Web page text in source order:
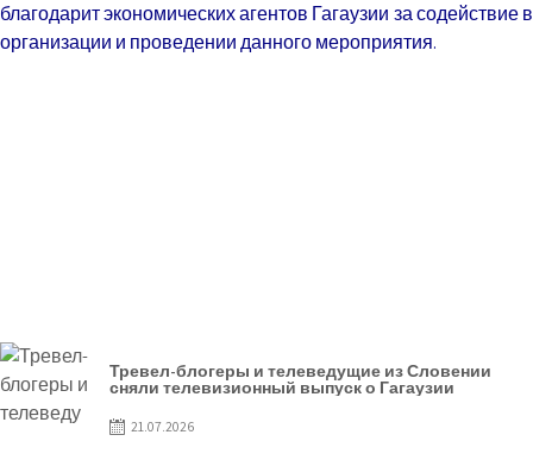
благодарит экономических агентов Гагаузии за содействие в
организации и проведении данного мероприятия.
Тревел-блогеры и телеведущие из Словении
сняли телевизионный выпуск о Гагаузии
21.07.2026